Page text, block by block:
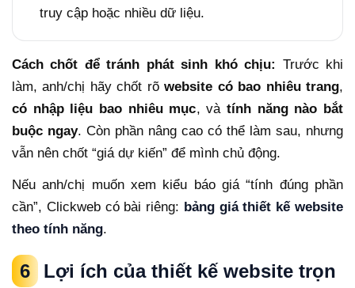
truy cập hoặc nhiều dữ liệu.
Cách chốt để tránh phát sinh khó chịu: Trước khi
làm, anh/chị hãy chốt rõwebsite có bao nhiêu trang,
có nhập liệu bao nhiêu mục, và tính năng nào bắt
buộc ngay. Còn phần nâng cao có thể làm sau, nhưng
vẫn nên chốt “giá dự kiến” để mình chủ động.
Nếu anh/chị muốn xem kiểu báo giá “tính đúng phần
cần”, Clickweb có bài riêng: bảng giá thiết kế website
theo tính năng.
6
Lợi ích của thiết kế website trọn